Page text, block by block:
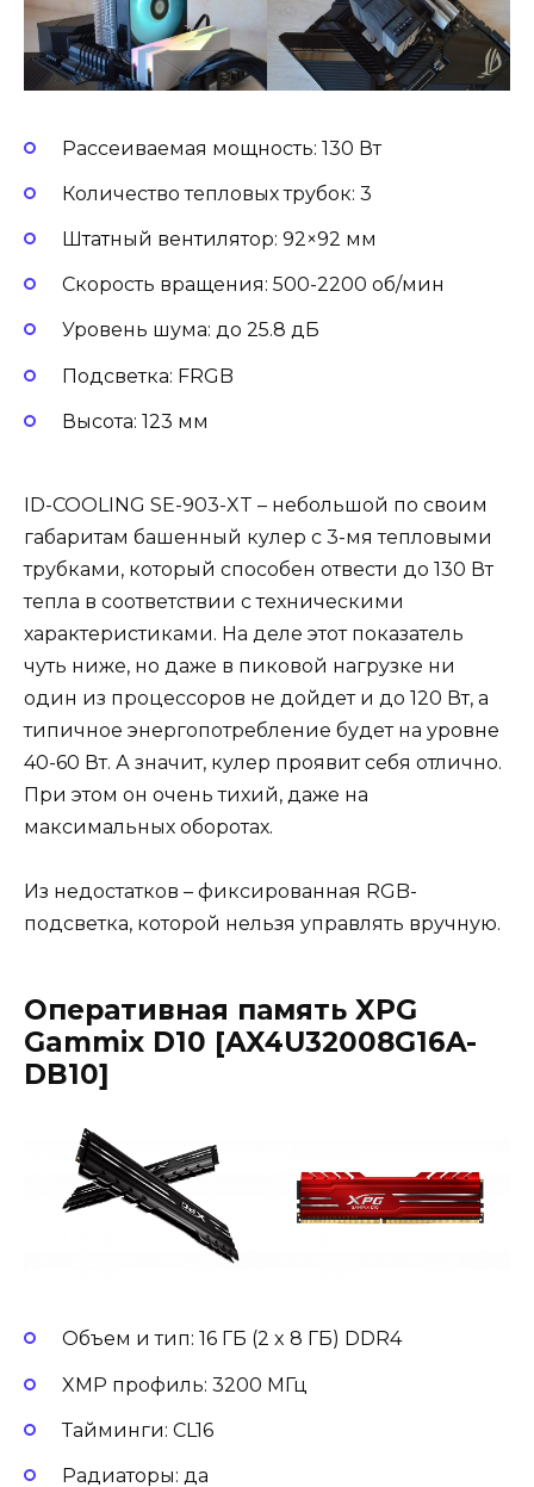
Рассеиваемая мощность: 130 Вт
Количество тепловых трубок: 3
Штатный вентилятор: 92×92 мм
Скорость вращения: 500-2200 об/мин
Уровень шума: до 25.8 дБ
Подсветка: FRGB
Высота: 123 мм
ID-COOLING SE-903-XT – небольшой по своим
габаритам башенный кулер с 3-мя тепловыми
трубками, который способен отвести до 130 Вт
тепла в соответствии с техническими
характеристиками. На деле этот показатель
чуть ниже, но даже в пиковой нагрузке ни
один из процессоров не дойдет и до 120 Вт, а
типичное энергопотребление будет на уровне
40-60 Вт. А значит, кулер проявит себя отлично.
При этом он очень тихий, даже на
максимальных оборотах.
Из недостатков – фиксированная RGB-
подсветка, которой нельзя управлять вручную.
Оперативная память XPG
Gammix D10 [AX4U32008G16A-
DB10]
Объем и тип: 16 ГБ (2 x 8 ГБ) DDR4
XMP профиль: 3200 МГц
Тайминги: CL16
Радиаторы: да